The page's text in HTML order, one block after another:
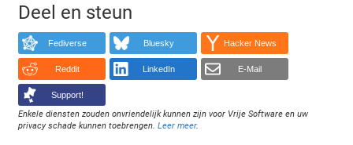
Deel en steun
Fediverse Bluesky Hacker News
Reddit LinkedIn E-Mail
Support!
Enkele diensten zouden onvriendelijk kunnen zijn voor Vrije Software en uw
privacy schade kunnen toebrengen.Leer meer.